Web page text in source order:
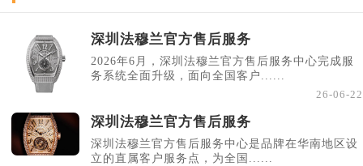
深圳法穆兰官方售后服务
2026年6月，深圳法穆兰官方售后服务中心完成服
务系统全面升级，面向全国客户......
26-06-22
深圳法穆兰官方售后服务
深圳法穆兰官方售后服务中心是品牌在华南地区设
立的直属客户服务点，为全国......